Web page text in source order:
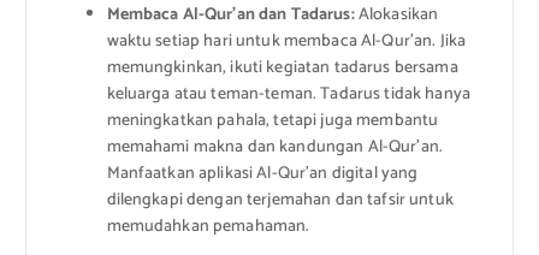
Membaca Al-Qur’an dan Tadarus:Alokasikan
waktu setiap hari untuk membaca Al-Qur’an. Jika
memungkinkan, ikuti kegiatan tadarus bersama
keluarga atau teman-teman. Tadarus tidak hanya
meningkatkan pahala, tetapi juga membantu
memahami makna dan kandungan Al-Qur’an.
Manfaatkan aplikasi Al-Qur’an digital yang
dilengkapi dengan terjemahan dan tafsir untuk
memudahkan pemahaman.